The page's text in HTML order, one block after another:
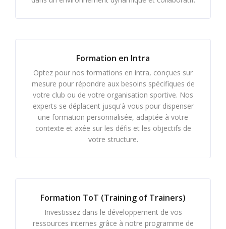
Formation en Intra
Optez pour nos formations en intra, conçues sur
mesure pour répondre aux besoins spécifiques de
votre club ou de votre organisation sportive. Nos
experts se déplacent jusqu'à vous pour dispenser
une formation personnalisée, adaptée à votre
contexte et axée sur les défis et les objectifs de
votre structure.
Formation ToT (Training of Trainers)
Investissez dans le développement de vos
ressources internes grâce à notre programme de